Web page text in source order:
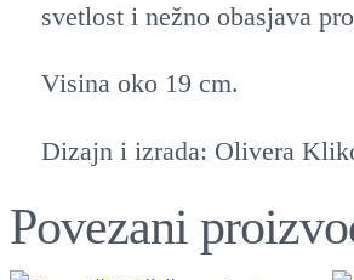
svetlost i nežno obasjava
Visina oko 19 cm.
Dizajn i izrada: Olivera
Povezani